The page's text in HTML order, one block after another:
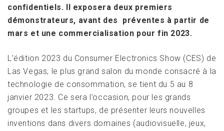
confidentiels. Il exposera deux premiers
démonstrateurs, avant des préventes à partir de
mars et une commercialisation pour fin 2023.
L’édition 2023 du Consumer Electronics Show (CES) de
Las Vegas, le plus grand salon du monde consacré à la
technologie de consommation, se tient du 5 au 8
janvier 2023. Ce sera l’occasion, pour les grands
groupes et les startups, de présenter leurs nouvelles
inventions dans divers domaines (audiovisuelle, jeux,